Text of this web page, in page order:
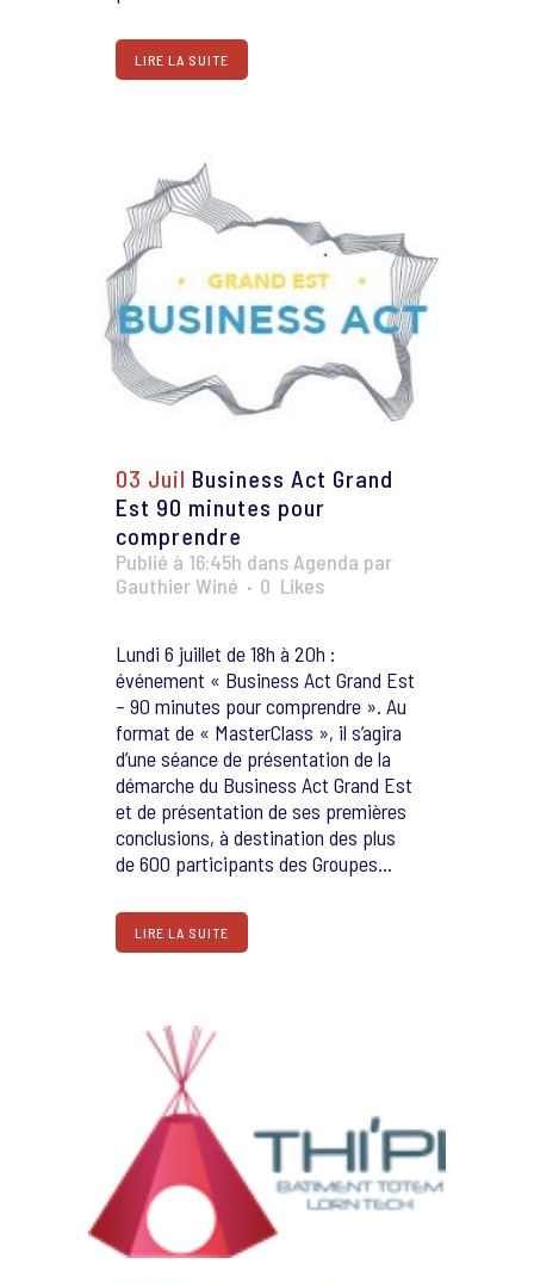
LIRE LA SUITE
03 Juil Business Act Grand
Est 90 minutes pour
comprendre
Publié à 16:45h dans Agenda par
Gauthier Winé
0 Likes
Lundi 6 juillet de 18h à 20h :
événement « Business Act Grand Est
– 90 minutes pour comprendre ». Au
format de « MasterClass », il s’agira
d’une séance de présentation de la
démarche du Business Act Grand Est
et de présentation de ses premières
conclusions, à destination des plus
de 600 participants des Groupes...
LIRE LA SUITE